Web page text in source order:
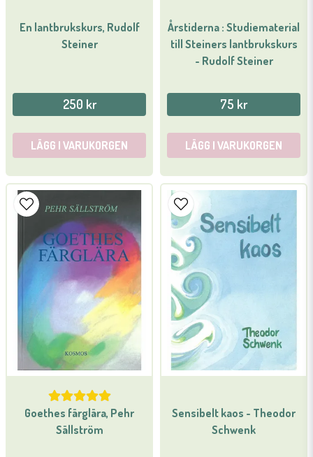
En lantbrukskurs, Rudolf
Steiner
250 kr
LÄGG I VARUKORGEN
Årstiderna : Studiematerial
till Steiners lantbrukskurs
- Rudolf Steiner
75 kr
LÄGG I VARUKORGEN
Goethes färglära, Pehr
Sällström
Sensibelt kaos - Theodor
Schwenk